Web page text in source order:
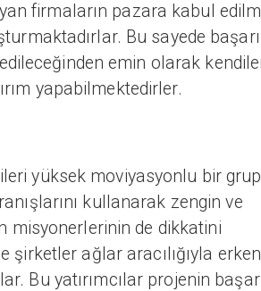
firmaların pazara kabul
Bu sayede
emin olarak
yapabilmektedirler.
yüksek moviyasyonlu bir grup
kullanarak zengin ve
misyonerlerinin de dikkatini
şirketler ağlar aracılığıyla erken
Bu yatırımcılar projenin